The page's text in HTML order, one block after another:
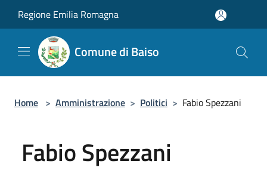
Regione Emilia Romagna
Comune di Baiso
Home > Amministrazione > Politici > Fabio Spezzani
Fabio Spezzani